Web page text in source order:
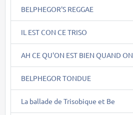
BELPHEGOR'S REGGAE
IL EST CON CE TRISO
AH CE QU'ON EST BIEN QUAND ON
BELPHEGOR TONDUE
La ballade de Trisobique et Be